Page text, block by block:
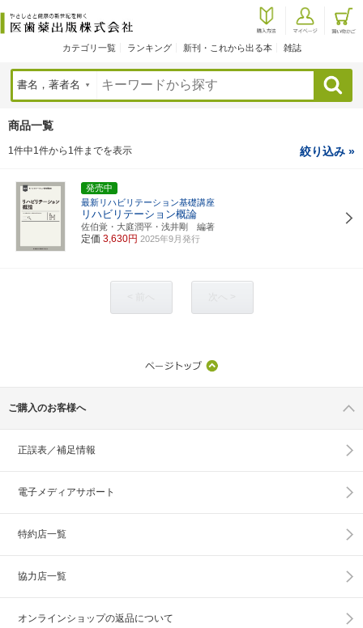
カテゴリ一覧 ランキング 新刊・これから出る本 雑誌
検索
商品一覧
1件中1件から1件までを表示 絞り込み »
発売中
最新リハビリテーション基礎講座
リハビリテーション概論
佐伯覚・大庭潤平・浅井剛 編著
定価 3,630円 2025年9月発行
ご購入のお客様へ
正誤表／補足情報
電子メディアサポート
特約店一覧
協力店一覧
オンラインショップの返品について